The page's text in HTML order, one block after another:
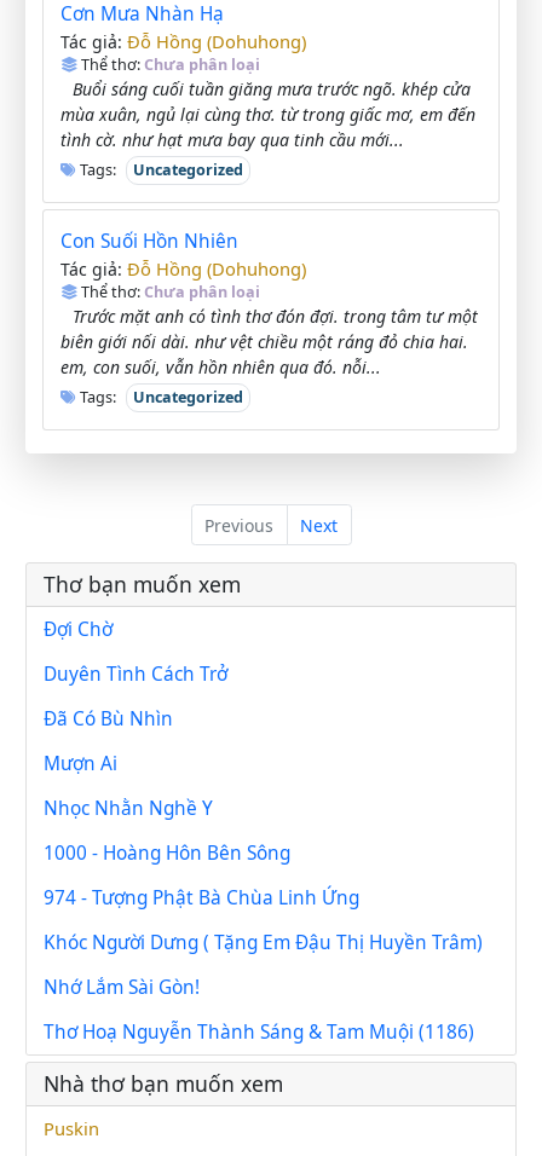
Cơn Mưa Nhàn Hạ
Tác giả: Đỗ Hồng (Dohuhong)
Thể thơ:Chưa phân loại
Buổi sáng cuối tuần giăng mưa trước ngõ. khép cửa
mùa xuân, ngủ lại cùng thơ. từ trong giấc mơ, em đến
tình cờ. như hạt mưa bay qua tinh cầu mới...
Tags: Uncategorized
Con Suối Hồn Nhiên
Tác giả: Đỗ Hồng (Dohuhong)
Thể thơ:Chưa phân loại
Trước mặt anh có tình thơ đón đợi. trong tâm tư một
biên giới nối dài. như vệt chiều một ráng đỏ chia hai.
em, con suối, vẫn hồn nhiên qua đó. nỗi...
Tags: Uncategorized
Previous Next
Thơ bạn muốn xem
Đợi Chờ
Duyên Tình Cách Trở
Đã Có Bù Nhìn
Mượn Ai
Nhọc Nhằn Nghề Y
1000 - Hoàng Hôn Bên Sông
974 - Tượng Phật Bà Chùa Linh Ứng
Khóc Người Dưng ( Tặng Em Đậu Thị Huyền Trâm)
Nhớ Lắm Sài Gòn!
Thơ Hoạ Nguyễn Thành Sáng & Tam Muội (1186)
Nhà thơ bạn muốn xem
Puskin